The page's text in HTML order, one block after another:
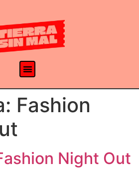
Fashion
Night Out